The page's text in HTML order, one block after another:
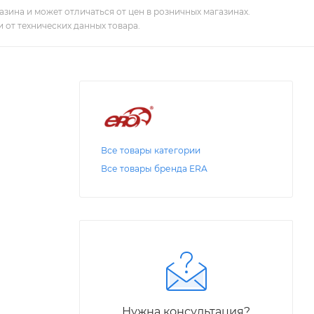
и может отличаться от цен в розничных магазинах.
технических данных товара.
Все товары категории
Все товары бренда ERA